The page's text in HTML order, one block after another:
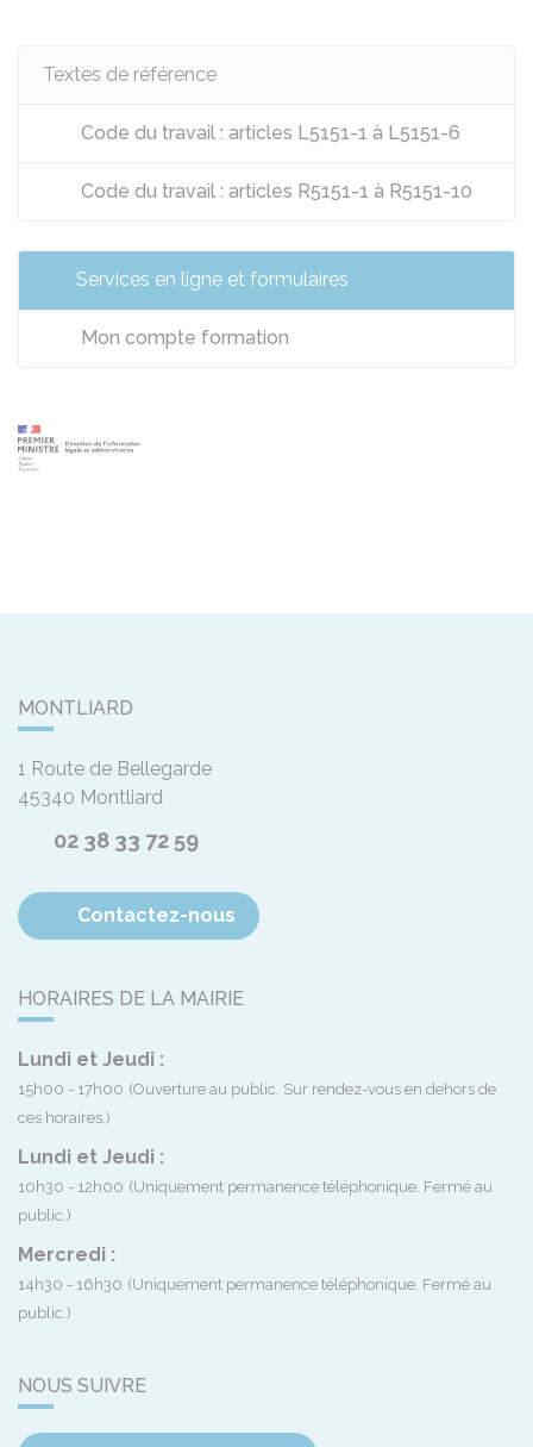
Textes de référence
Code du travail : articles L5151-1 à L5151-6
Code du travail : articles R5151-1 à R5151-10
Services en ligne et formulaires
Mon compte formation
MONTLIARD
1 Route de Bellegarde
45340 Montliard
02 38 33 72 59
Contactez-nous
HORAIRES DE LA MAIRIE
Lundi et Jeudi :
15h00 - 17h00 (Ouverture au public. Sur rendez-vous en dehors de
ces horaires.)
Lundi et Jeudi :
10h30 - 12h00 (Uniquement permanence téléphonique. Fermé au
public.)
Mercredi :
14h30 - 16h30 (Uniquement permanence téléphonique. Fermé au
public.)
NOUS SUIVRE